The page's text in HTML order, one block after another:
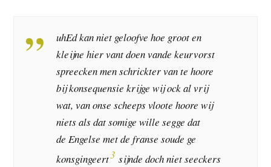
uhEd kan niet geloofve hoe groot en
kleijne hier vant doen vande keurvorst
spreecken men schrickter van te hoore
bij konsequensie krijge wij ock al vrij
wat, van onse scheeps vloote hoore wij
niets als dat somige wille segge dat
de Engelse met de franse soude ge
konsgingeert3 sijnde doch niet seeckers